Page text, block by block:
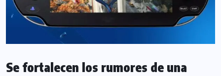
Se fortalecen los rumores de una